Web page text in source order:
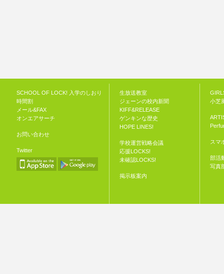
SCHOOL OF LOCK! 入学のしおり
時間割
メール&FAX
オンエアサーチ
お問い合わせ
Twitter
生放送教室
ジェーンの校内新聞
KIFF&RELEASE
ゲンキンな歴史
HOPE LINES!
学校運営戦略会議
応援LOCKS!
未確認LOCKS!
掲示板案内
小芝
スマ
部活
写真